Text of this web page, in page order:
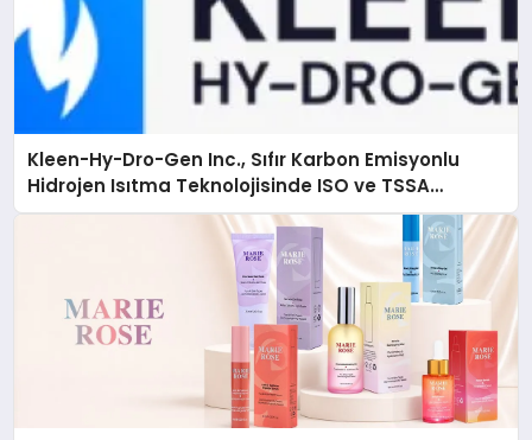
Kleen-Hy-Dro-Gen Inc., Sıfır Karbon Emisyonlu
Hidrojen Isıtma Teknolojisinde ISO ve TSSA
Düzenleyici Onaylarını Aldı